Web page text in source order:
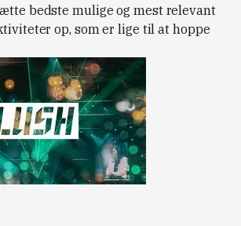
bedste mulige og mest relevant
op, som er lige til at hoppe